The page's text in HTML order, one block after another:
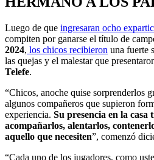
Luego de que ingresaran ocho
compiten por ganarse el título de
2024, los chicos recibieron una fuerte
las quejas y el malestar que
Telefe.
“Chicos, anoche quise sorprenderlos
algunos compañeros que supieron
experiencia. Su presencia en la casa
acompañarlos, alentarlos,
aquello que necesiten”, comenzó
“Cada uno de los jugadores, como